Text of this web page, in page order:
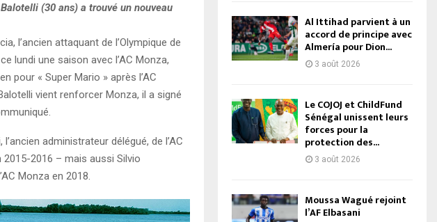
(30 ans) a trouvé un nouveau
l’ancien attaquant de l’Olympique de
lundi une saison avec l’AC Monza,
pour « Super Mario » après l’AC
vient renforcer Monza, il a signé
administrateur délégué, de l’AC
2015-2016 – mais aussi Silvio
Monza en 2018.
Al Ittihad parvient à un
accord de principe avec
Almería pour Dion...
3 août 2026
Le COJOJ et ChildFund
Sénégal unissent leurs
forces pour la
protection des...
3 août 2026
Moussa Wagué rejoint
l’AF Elbasani